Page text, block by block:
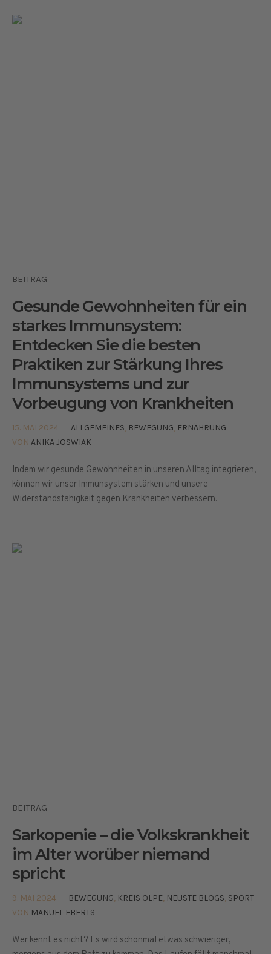
BEITRAG
Gesunde Gewohnheiten für ein
starkes Immunsystem:
Entdecken Sie die besten
Praktiken zur Stärkung Ihres
Immunsystems und zur
Vorbeugung von Krankheiten
15. MAI 2024 ALLGEMEINES, BEWEGUNG, ERNÄHRUNG
VON ANIKA JOSWIAK
Indem wir gesunde Gewohnheiten in unseren Alltag integrieren,
können wir unser Immunsystem stärken und unsere
Widerstandsfähigkeit gegen Krankheiten verbessern.
BEITRAG
Sarkopenie – die Volkskrankheit
im Alter worüber niemand
spricht
9. MAI 2024 BEWEGUNG, KREIS OLPE, NEUSTE BLOGS, SPORT
VON MANUEL EBERTS
Wer kennt es nicht? Es wird schonmal etwas schwieriger,